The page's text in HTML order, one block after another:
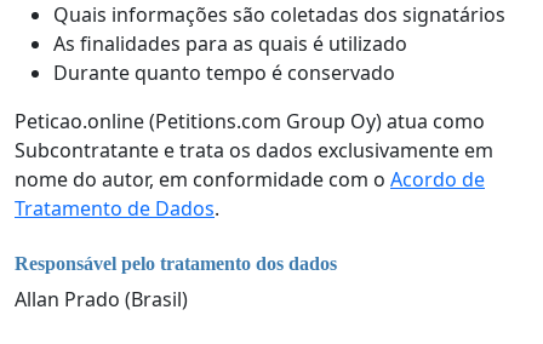
Quais informações são coletadas dos signatários
As finalidades para as quais é utilizado
Durante quanto tempo é conservado
Peticao.online (Petitions.com Group Oy) atua como
Subcontratante e trata os dados exclusivamente em
nome do autor, em conformidade com o Acordo de
Tratamento de Dados.
Responsável pelo tratamento dos dados
Allan Prado (Brasil)